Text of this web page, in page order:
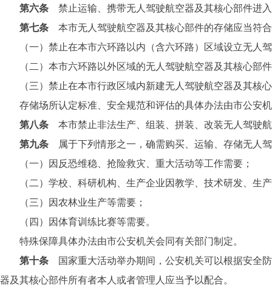
第六条 禁止运输、携带无人驾驶航空器及其核心部件进
第七条 本市无人驾驶航空器及其核心部件的存储应当符
（一）禁止在本市六环路以内（含六环路）区域设立无人
（二）本市六环路以外区域的无人驾驶航空器及其核心部
（三）禁止在本市行政区域内新建无人驾驶航空器及其核
存储场所认定标准、安全规范和评估的具体办法由市公安
第八条 本市禁止非法生产、组装、拼装、改装无人驾驶
第九条 属于下列情形之一，确需购买、运输、存储无人
（一）因反恐维稳、抢险救灾、重大活动等工作需要；
（二）学校、科研机构、生产企业因教学、技术研发、生
（三）因农林业生产等需要；
（四）因体育训练比赛等需要。
特殊保障具体办法由市公安机关会同有关部门制定。
第十条 国家重大活动举办期间，公安机关可以根据安全
器及其核心部件所有者本人或者管理人应当予以配合。